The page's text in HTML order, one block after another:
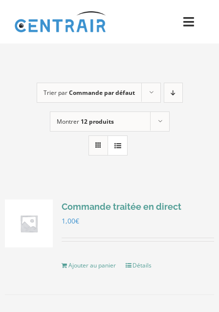
contenu
Moyens
Pièces
Process
Trier parCommande par défaut
Montrer 12 produits
Commande traitée en direct
1,00€
Ajouter au panier Détails